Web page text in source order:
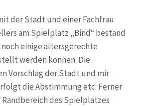
der Stadt und einer Fachfrau
am Spielplatz „Bind“ bestand
einige altersgerechte
werden können. Die
Vorschlag der Stadt und mir
die Abstimmung etc. Ferner
des Spielplatzes